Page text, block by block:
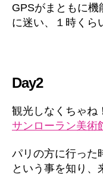
GPSがまともに機
に迷い、１時くら
Day2
観光しなくちゃね
サンローラン美術
パリの方に行った
という事を知り、